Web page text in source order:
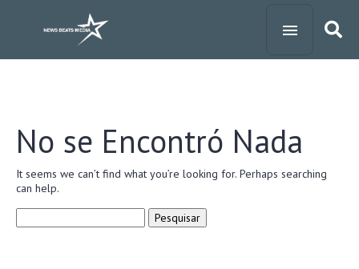
No se Encontró Nada
It seems we can’t find what you’re looking for. Perhaps searching
can help.